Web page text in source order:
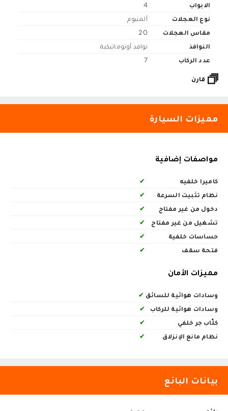
الابواب
4
نوع العجلات
ألمنيوم
مقاس العجلات
20
النوافذ
نوافذ أوتوماتيكية
عدد الركاب
7
قارن
مميزات السيارة
مواصفات إضافية
كاميرا خلفيه
✔
نظام تثبيت السرعة
✔
دخول من غير مفتاح
✔
تشغيل من غير مفتاح
✔
حساسات خلفية
✔
فتحة سقف
✔
مميزات الأمان
وسادات هوائية للسائق ✔
وسادات هوائية للركاب
✔
كلّاب جر خلفي
✔
نظام مانع الإنزلاق
✔
بيانات البائع